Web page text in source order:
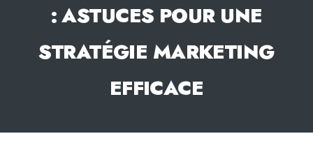
: ASTUCES POUR UNE
STRATÉGIE MARKETING
EFFICACE